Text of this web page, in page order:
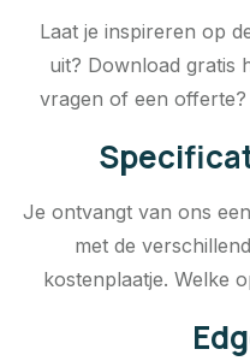
Laat je inspireren op
uit? Download gratis
vragen of een
Je ontvangt van ons
met de
kostenplaatje. Welke